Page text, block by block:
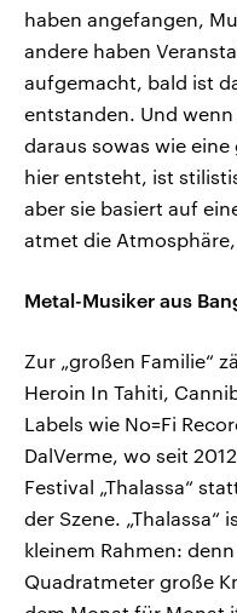
haben angefangen,
andere haben
aufgemacht, bald ist
entstanden. Und
daraus sowas wie
hier entsteht, ist
aber sie basiert auf
atmet die
Metal-Musiker aus
Zur „großen Familie“
Heroin In Tahiti,
Labels wie No=Fi
DalVerme, wo seit
Festival „Thalassa“
der Szene. „Thalassa“
kleinem Rahmen:
Quadratmeter große